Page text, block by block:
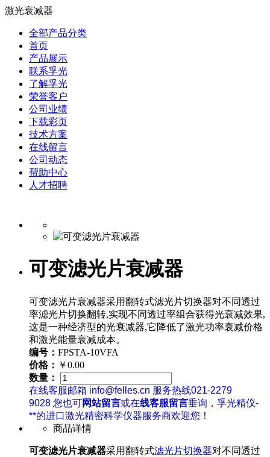
激光衰减器
全部产品分类
首页
产品展示
联系孚光
了解孚光
荣誉客户
公司业绩
下载彩页
技术方案
在线留言
公司动态
帮助中心
人才招聘
可变滤光片衰减器
可变滤光片衰减器采用翻转式滤光片切换器对不同透过
率滤光片切换翻转,实现不同透过率组合获得光衰减效果,
这是一种经济型的光衰减器,它降低了激光功率衰减价格
和激光能量衰减成本。
编号： FPSTA-10VFA
价格： ￥0.00
数量：
在线客服邮箱 info@felles.cn 服务热线021-2279
9028 您也可网站留言或在线客服留言垂询，孚光精仪-
**的进口激光精密科学仪器服务商欢迎您！
商品详情
可变滤光片衰减器采用翻转式滤光片切换器对不同透过